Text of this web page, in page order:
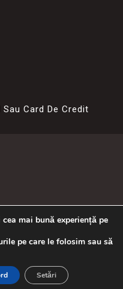
Card De Credit
drepturile rezervate.
mai bună experiență pe
pe care le folosim sau să
Setări